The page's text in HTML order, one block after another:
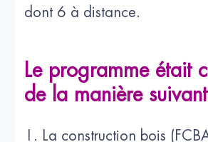
dont 6 à distance.
Le programme était
de la manière
1. La construction bois